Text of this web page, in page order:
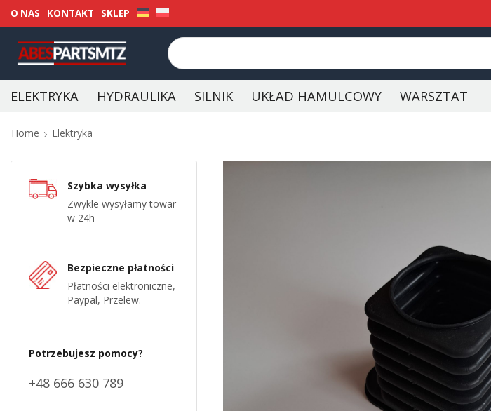
O NAS KONTAKT SKLEP
ELEKTRYKA HYDRAULIKA SILNIK UKŁAD HAMULCOWY WARSZTAT
Home Elektryka
Szybka wysyłka
Zwykle wysyłamy towar
w 24h
Bezpieczne płatności
Płatności elektroniczne,
Paypal, Przelew.
Potrzebujesz pomocy?
+48 666 630 789